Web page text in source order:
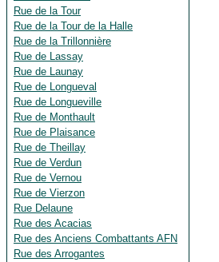
Rue de la Tour
Rue de la Tour de la Halle
Rue de la Trillonnière
Rue de Lassay
Rue de Launay
Rue de Longueval
Rue de Longueville
Rue de Monthault
Rue de Plaisance
Rue de Theillay
Rue de Verdun
Rue de Vernou
Rue de Vierzon
Rue Delaune
Rue des Acacias
Rue des Anciens Combattants AFN
Rue des Arrogantes